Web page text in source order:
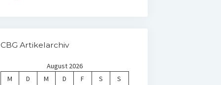
CBG Artikelarchiv
August 2026
M
D M D F S
S